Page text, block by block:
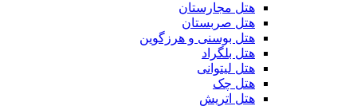
هتل مجارستان
هتل صربستان
هتل بوسنی و هرزگوین
هتل بلگراد
هتل لیتوانی
هتل چک
هتل اتریش